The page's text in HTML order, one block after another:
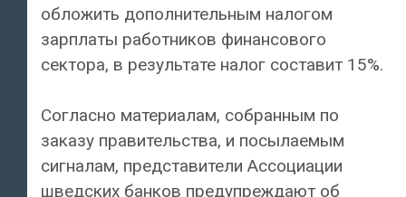
обложить дополнительным налогом
зарплаты работников финансового
сектора, в результате налог составит 15%.
Согласно материалам, собранным по
заказу правительства, и посылаемым
сигналам, представители Ассоциации
шведских банков предупреждают об